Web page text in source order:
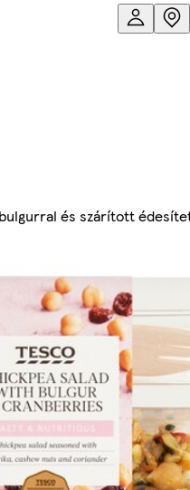
és szárított